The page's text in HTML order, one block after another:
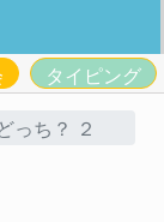
タイピング
っち？ ２